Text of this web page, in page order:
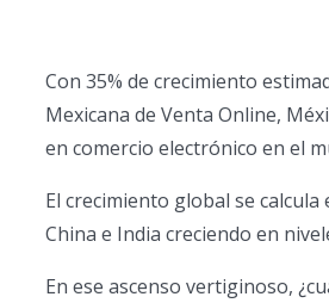
Con 35% de crecimiento
Mexicana de Venta Online,
en comercio electrónico en el
El crecimiento global se
China e India creciendo en
En ese ascenso vertiginoso,